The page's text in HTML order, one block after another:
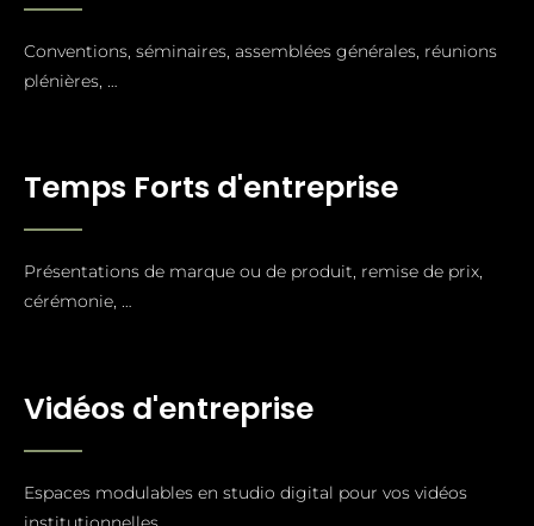
Conventions, séminaires, assemblées générales, réunions
plénières, …
Temps Forts d'entreprise
Présentations de marque ou de produit, remise de prix,
cérémonie, …
Vidéos d'entreprise
Espaces modulables en studio digital pour vos vidéos